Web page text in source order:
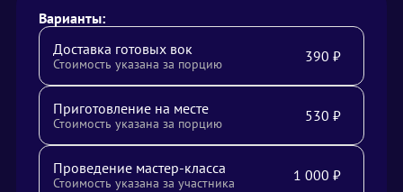
Варианты:
Доставка готовых вок
Стоимость указана за порцию 390 ₽
Приготовление на месте
Стоимость указана за порцию 530 ₽
Проведение мастер-класса
Стоимость указана за участника 1 000 ₽